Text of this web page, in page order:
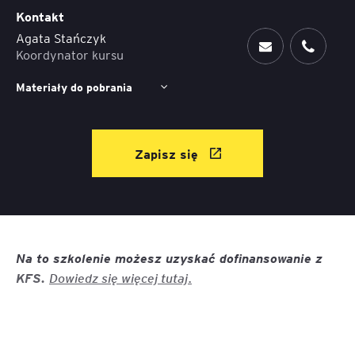
Na to szkolenie możesz uzyskać dofinansowanie z
KFS. Dowiedz się więcej tutaj.
Kontakt
Agata Stańczyk
Koordynator kursu
Materiały do pobrania
Zapisz się